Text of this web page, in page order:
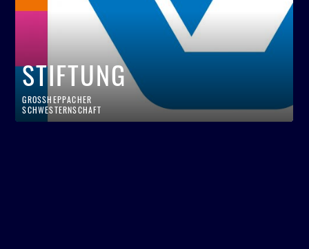
STIFTUNG
GROSSHEPPACHER
SCHWESTERNSCHAFT